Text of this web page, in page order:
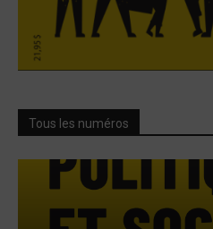
Tous les numéros